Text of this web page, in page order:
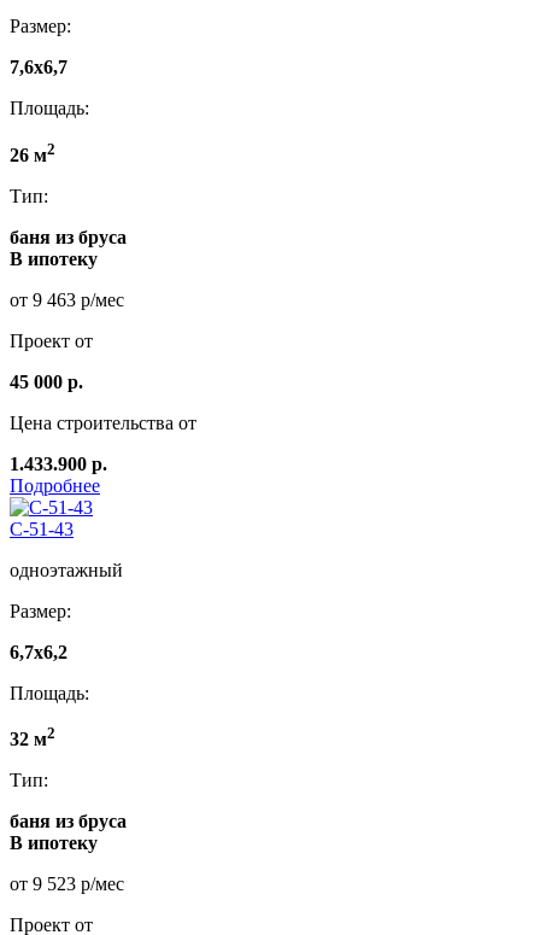
Размер:
7,6х6,7
Площадь:
26 м2
Тип:
баня из бруса
В ипотеку
от 9 463 р/мес
Проект от
45 000 р.
Цена строительства от
1.433.900 р.
Подробнее
C-51-43
одноэтажный
Размер:
6,7x6,2
Площадь:
32 м2
Тип:
баня из бруса
В ипотеку
от 9 523 р/мес
Проект от